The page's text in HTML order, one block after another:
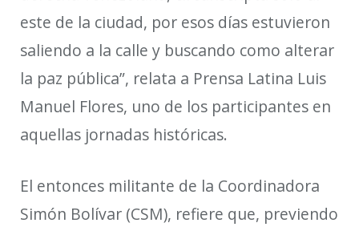
este de la ciudad, por esos días estuvieron
saliendo a la calle y buscando como alterar
la paz pública”, relata a Prensa Latina Luis
Manuel Flores, uno de los participantes en
aquellas jornadas históricas.
El entonces militante de la Coordinadora
Simón Bolívar (CSM), refiere que, previendo